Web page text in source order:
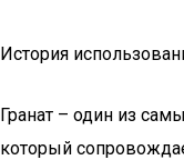
История
Гранат – один из
который